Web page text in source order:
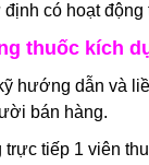
có hoạt động
thuốc kích
hướng dẫn và
bán hàng.
trực tiếp 1 viên